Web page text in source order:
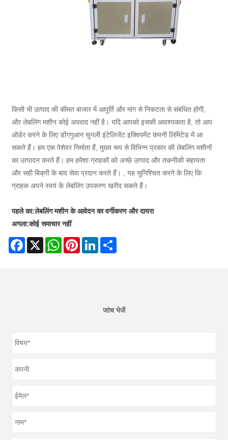
किसी भी उत्पाद की कीमत बाजार में आपूर्ति और मांग से निकटता से संबंधित होगी,
और लेबलिंग मशीन कोई अपवाद नहीं है। यदि आपको इसकी आवश्यकता है, तो आप
ऑर्डर करने के लिए डोंगगुआन चुनली इंटेलिजेंट इक्विपमेंट कंपनी लिमिटेड में आ
सकते हैं। हम एक पेशेवर निर्माता हैं, मुख्य रूप से विभिन्न प्रकार की लेबलिंग मशीनों
का उत्पादन करते हैं। हम हमेशा ग्राहकों को अच्छे उत्पाद और तकनीकी सहायता
और सही बिक्री के बाद सेवा प्रदान करते हैं। , यह सुनिश्चित करने के लिए कि
ग्राहक अपने स्वयं के लेबलिंग उपकरण खरीद सकते हैं।
पहले का:लेबलिंग मशीन के आवेदन का वर्गीकरण और दायरा
अगला:कोई समाचार नहीं
Facebook
X WhatsAppPinterestLinkedIn
जांच भेजें